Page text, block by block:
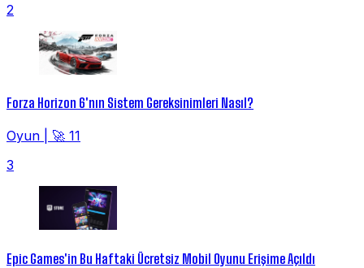
2
Forza Horizon 6'nın Sistem Gereksinimleri Nasıl?
Oyun
🚀 11
3
Epic Games'in Bu Haftaki Ücretsiz Mobil Oyunu Erişime Açıldı